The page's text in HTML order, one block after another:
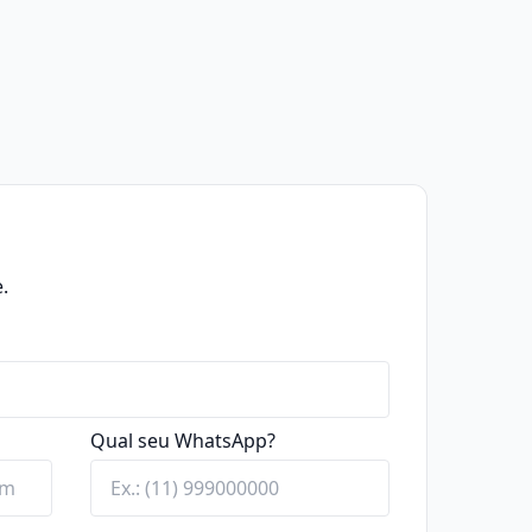
Qual seu WhatsApp?